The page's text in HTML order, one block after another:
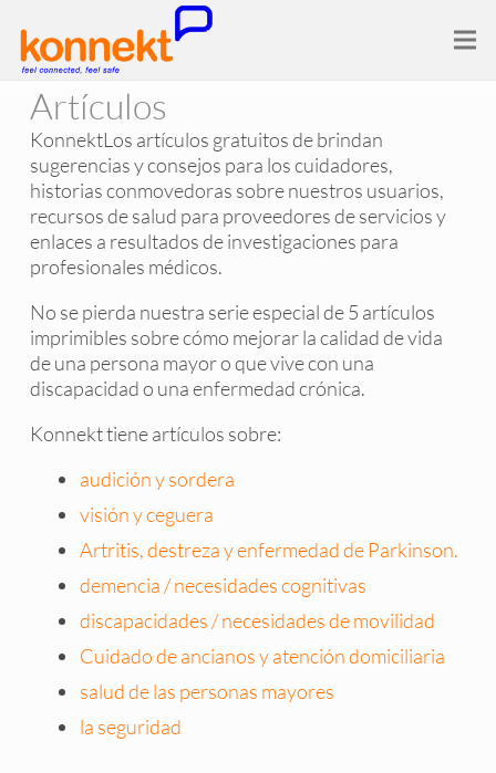
Artículos
KonnektLos artículos gratuitos de brindan
sugerencias y consejos para los cuidadores,
historias conmovedoras sobre nuestros usuarios,
recursos de salud para proveedores de servicios y
enlaces a resultados de investigaciones para
profesionales médicos.
No se pierda nuestra serie especial de 5 artículos
imprimibles sobre cómo mejorar la calidad de vida
de una persona mayor o que vive con una
discapacidad o una enfermedad crónica.
Konnekt tiene artículos sobre:
audición y sordera
visión y ceguera
Artritis, destreza y enfermedad de Parkinson.
demencia / necesidades cognitivas
discapacidades / necesidades de movilidad
Cuidado de ancianos y atención domiciliaria
salud de las personas mayores
la seguridad